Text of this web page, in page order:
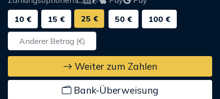
10 €
15 € 25 € 50 € 100 €
Weiter zum Zahlen
Bank-Überweisung